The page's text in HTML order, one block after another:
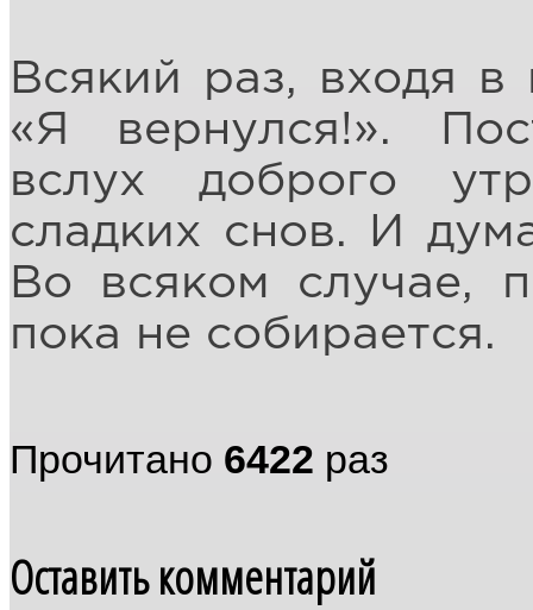
Всякий раз, входя в
«Я вернулся!».
вслух доброго
сладких снов. И
Во всяком случае,
пока не собирается.
Прочитано 6422 раз
Оставить комментарий